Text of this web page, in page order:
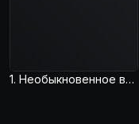
1. Необыкновенное возвращение Зои